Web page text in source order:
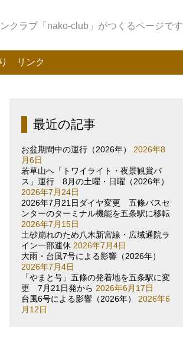
クラブ「nako-club」がつくるページです
リンク
最近の記事
お盆期間中の運行（2026年）
2026年8
月6日
若草山へ「トワイライト・夜景観賞バ
ス」運行 8月の土曜・日曜（2026年）
2026年7月24日
2026年7月21日ダイヤ変更 五條バスセ
ンターのターミナル機能を五条駅に移転
2026年7月15日
土砂崩れのため八木新宮線・広域通院ラ
イン一部運休 2026年7月4日
大雨・台風7号による影響（2026年）
2026年7月4日
「やまと号」五條の発着地を五条駅に変
更 7月21日発から 2026年6月17日
台風6号による影響（2026年）
2026年6
月12日